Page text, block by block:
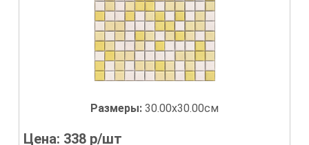
Размеры: 30.00x30.00см
Цена: 338 р/шт